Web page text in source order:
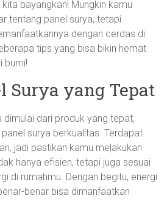
bayangkan! Mungkin kamu
tentang panel surya, tetapi
dengan cerdas di
tips yang bisa bikin hemat
bumi!
Surya yang Tepat
dimulai dari produk yang tepat,
surya berkualitas. Terdapat
jadi pastikan kamu melakukan
hanya efisien, tetapi juga sesuai
di rumahmu. Dengan begitu, energi
benar bisa dimanfaatkan